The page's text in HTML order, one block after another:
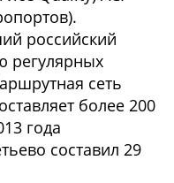
российский
регулярных
сеть
более 200
года
составил 29